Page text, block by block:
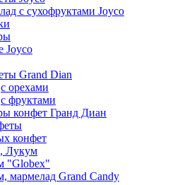
с сухофруктами Joyco
Joyco
Grand Dian
с орехами
с фруктами
конфет Гранд Диан
конфет
Лукум
"Globex"
мармелад Grand Candy